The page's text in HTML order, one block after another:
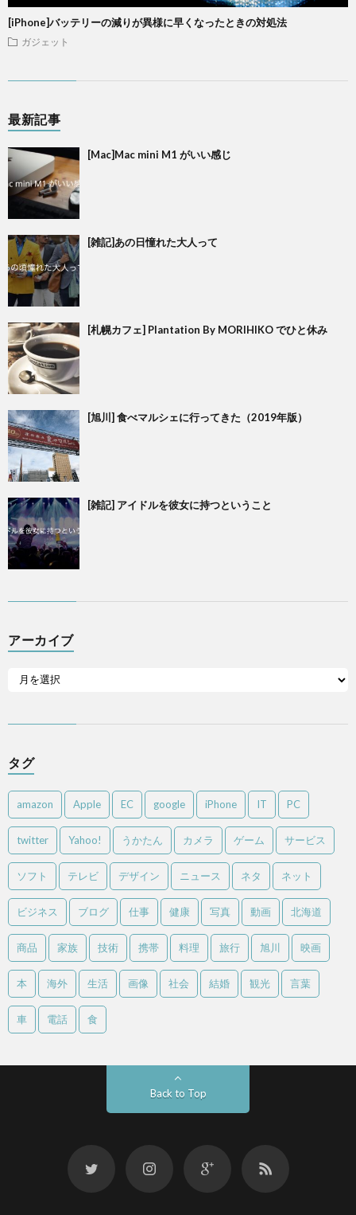
[iPhone]バッテリーの減りが異様に早くなったときの対処法
ガジェット
最新記事
[Mac]Mac mini M1 がいい感じ
[雑記]あの日憧れた大人って
[札幌カフェ] Plantation By MORIHIKO でひと休み
[旭川] 食べマルシェに行ってきた（2019年版）
[雑記] アイドルを彼女に持つということ
アーカイブ
タグ
amazon Apple EC google iPhone IT PC
twitter Yahoo! うかたん カメラ ゲーム サービス
ソフト テレビ デザイン ニュース ネタ ネット
ビジネス ブログ 仕事 健康 写真 動画 北海道
商品 家族 技術 携帯 料理 旅行 旭川 映画
本 海外 生活 画像 社会 結婚 観光 言葉
車 電話 食
Back to Top